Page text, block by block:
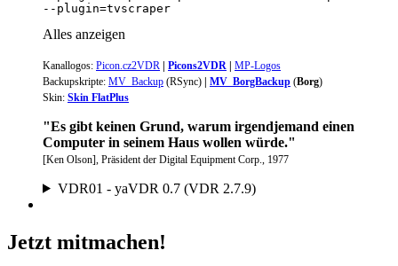
--plugin=tvscraper
Alles anzeigen
Kanallogos: Picon.cz2VDR | Picons2VDR | MP-Logos
Backupskripte: MV_Backup (RSync) | MV_BorgBackup (Borg)
Skin: Skin FlatPlus
"Es gibt keinen Grund, warum irgendjemand einen
Computer in seinem Haus wollen würde."
[Ken Olson], Präsident der Digital Equipment Corp., 1977
VDR01 - yaVDR 0.7 (VDR 2.7.9)
Jetzt mitmachen!